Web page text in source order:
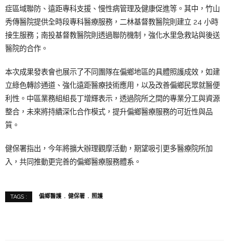
症區域聯防、遠距專科支援、慢性病管理及健康促進等。其中，竹山
秀傳醫院提供全時段專科醫療服務，二林基督教醫院則建立 24 小時
接生服務；南投基督教醫院則透過聯防機制，強化水里急救站與後送
醫院的合作。
本次成果發表會也展示了不同團隊在偏鄉地區的具體照護成效，如建
立綠色轉診通道、強化遠距醫療技術應用，以及改善偏鄉民眾就醫便
利性。中區業務組組長丁增輝表示，透過院所之間的專業分工與資源
整合，未來將持續深化合作模式，提升偏鄉醫療服務的可近性與品
質。
健保署指出，今年將擴大辦理觀摩活動，期望吸引更多醫療院所加
入，共同推動更完善的偏鄉醫療服務體系。
TAGS : 偏鄉醫護 健保署 照護